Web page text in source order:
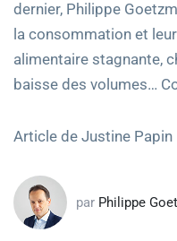
dernier, Philippe
la consommation et
alimentaire stagnante,
baisse des volumes…
Article de Justine Papin
par Philippe